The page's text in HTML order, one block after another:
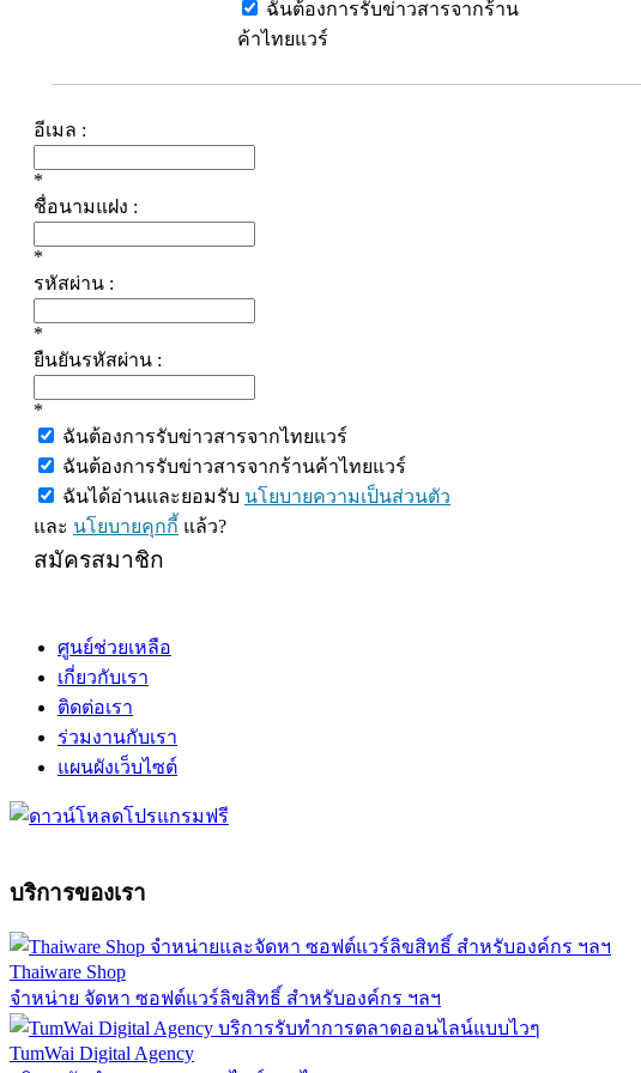
ฉันต้องการรับข่าวสารจากร้าน
ค้าไทยแวร์
อีเมล :
*
ชื่อนามแฝง :
*
รหัสผ่าน :
*
ยืนยันรหัสผ่าน :
*
ฉันต้องการรับข่าวสารจากไทยแวร์
ฉันต้องการรับข่าวสารจากร้านค้าไทยแวร์
ฉันได้อ่านและยอมรับ นโยบายความเป็นส่วนตัว
และ นโยบายคุกกี้ แล้ว?
สมัครสมาชิก
ศูนย์ช่วยเหลือ
เกี่ยวกับเรา
ติดต่อเรา
ร่วมงานกับเรา
แผนผังเว็บไซต์
บริการของเรา
Thaiware Shop
จำหน่าย จัดหา ซอฟต์แวร์ลิขสิทธิ์ สำหรับองค์กร ฯลฯ
TumWai Digital Agency